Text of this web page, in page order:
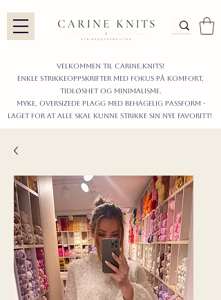
Velkommen til carine.knits!
enkle STRIKKEoppskrifter MED FOKUS PÅ KOMFORT,
TIDLØShet OG MINIMALISme.
myke, oversizede plagg med behagelig passform -
LAGET FOR AT ALLE skal KUNNE strikke sIN nyE favoritt!